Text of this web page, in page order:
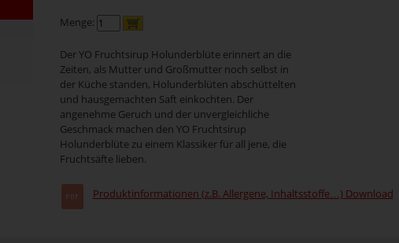
Menge:
Der YO Fruchtsirup Holunderblüte erinnert an die
Zeiten, als Mutter und Großmutter noch selbst in
der Küche standen, Holunderblüten abschüttelten
und hausgemachten Saft einkochten. Der
angenehme Geruch und der unvergleichliche
Geschmack machen den YO Fruchtsirup
Holunderblüte zu einem Klassiker für all jene, die
Fruchtsäfte lieben.
Produktinformationen (z.B. Allergene, Inhaltsstoffe…) Download